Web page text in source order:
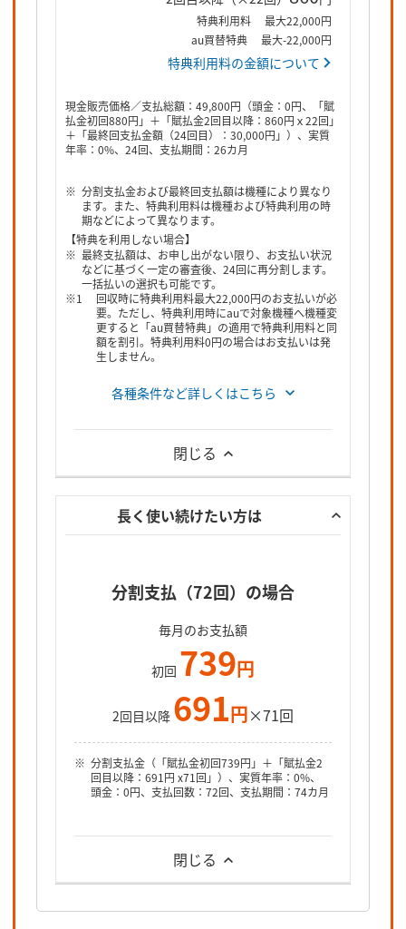
特典利用料
最大22,000円
au買替特典
最大-22,000円
特典利用料の金額について
現金販売価格／支払総額：49,800円（頭金：0円、「賦
払金初回880円」＋「賦払金2回目以降：860円ｘ22回」
＋「最終回支払金額（24回目）：30,000円」）、実質
年率：0%、24回、支払期間：26カ月
分割支払金および最終回支払額は機種により異なり
ます。また、特典利用料は機種および特典利用の時
期などによって異なります。
【特典を利用しない場合】
最終支払額は、お申し出がない限り、お支払い状況
などに基づく一定の審査後、24回に再分割します。
一括払いの選択も可能です。
回収時に特典利用料最大22,000円のお支払いが必
要。ただし、特典利用時にauで対象機種へ機種変
更すると「au買替特典」の適用で特典利用料と同
額を割引。特典利用料0円の場合はお支払いは発
生しません。
各種条件など詳しくはこちら
閉じる
長く使い続けたい方は
分割支払（72回）の場合
毎月のお支払額
初回 739円
2回目以降 691円×71回
分割支払金（「賦払金初回739円」＋「賦払金2
回目以降：691円 x71回」）、実質年率：0%、
頭金：0円、支払回数：72回、支払期間：74カ月
閉じる